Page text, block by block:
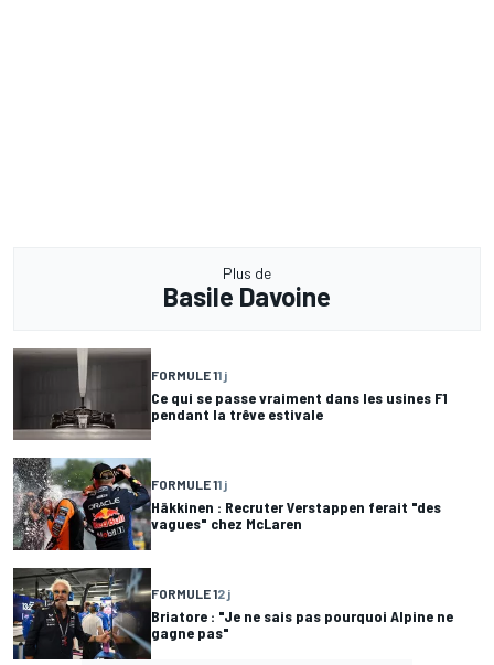
Plus de
Basile Davoine
FORMULE 11 j
Ce qui se passe vraiment dans les usines F1
pendant la trêve estivale
FORMULE 11 j
Häkkinen : Recruter Verstappen ferait "des
vagues" chez McLaren
FORMULE 12 j
Briatore : "Je ne sais pas pourquoi Alpine ne
gagne pas"